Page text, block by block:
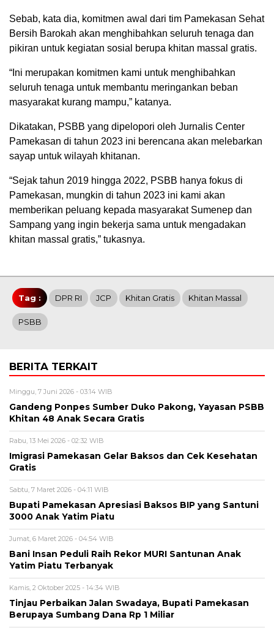
Sebab, kata dia, komitmen awal dari tim Pamekasan Sehat
Bersih Barokah akan menghibahkan seluruh tenaga dan
pikiran untuk kegiatan sosial berupa khitan massal gratis.
“Ini merupakan komitmen kami untuk menghibahkan
seluruh tenaga untuk membantu meringankan beban
masyarakat kurang mampu,” katanya.
Dikatakan, PSBB yang dipelopori oleh Jurnalis Center
Pamekasan di tahun 2023 ini berencana akan melebarkan
sayap untuk wilayah khitanan.
“Sejak tahun 2019 hingga 2022, PSBB hanya fokus di
Pamekasan, mungkin di tahun 2023 ini kami akan
memberikan peluang kepada masyarakat Sumenep dan
Sampang yang ingin bekerja sama untuk mengadakan
khitan massal gratis,” tukasnya.
Tag : DPR RI JCP Khitan Gratis Khitan Massal
PSBB
BERITA TERKAIT
Minggu, 7 Juni 2026 - 03:14 WIB
Gandeng Ponpes Sumber Duko Pakong, Yayasan PSBB
Khitan 48 Anak Secara Gratis
Rabu, 13 Mei 2026 - 02:32 WIB
Imigrasi Pamekasan Gelar Baksos dan Cek Kesehatan
Gratis
Sabtu, 7 Maret 2026 - 04:11 WIB
Bupati Pamekasan Apresiasi Baksos BIP yang Santuni
3000 Anak Yatim Piatu
Jumat, 6 Maret 2026 - 04:54 WIB
Bani Insan Peduli Raih Rekor MURI Santunan Anak
Yatim Piatu Terbanyak
Kamis, 2 Oktober 2025 - 14:34 WIB
Tinjau Perbaikan Jalan Swadaya, Bupati Pamekasan
Berupaya Sumbang Dana Rp 1 Miliar